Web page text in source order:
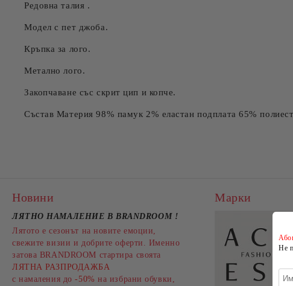
Редовна талия .
Модел с пет джоба.
Кръпка за лого.
Метално лого.
Закопчаване със скрит цип и копче.
Състав Материя 98% памук 2% еластан подплата 65%
Новини
ЛЯТНО НАМАЛЕНИЕ В BRANDROOM !
Лятото е сезонът на новите емоции,
свежите визии и добрите оферти. Именно
затова BRANDROOM стартира своята
ЛЯТНА РАЗПРОДАЖБА
с намаления до -50% на избрани обувки,
Марки
Не